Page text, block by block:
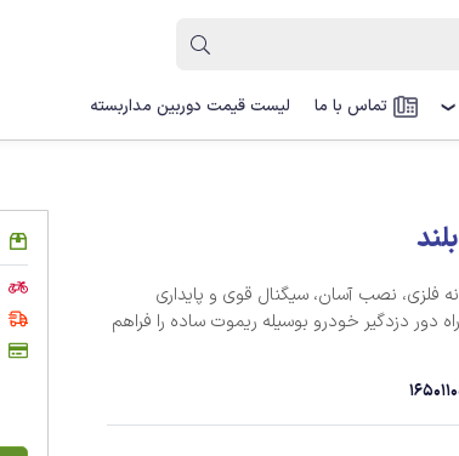
❯ تماس با ما لیست قیمت دوربین مداربسته
فلزی، نصب آسان، سیگنال قوی و پایداری
دور دزدگیر خودرو بوسیله ریموت ساده را فراهم